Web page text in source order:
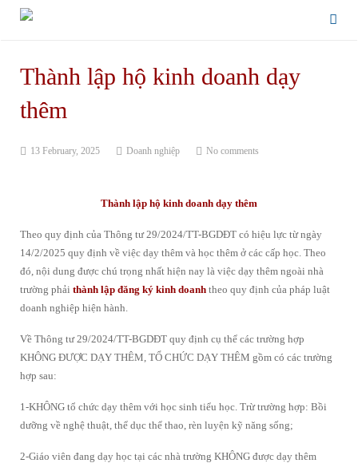
Thành lập hộ kinh doanh dạy
thêm
13 February, 2025 Doanh nghiệp No comments
Thành lập hộ kinh doanh dạy thêm
Theo quy định của Thông tư 29/2024/TT-BGDĐT có hiệu lực từ ngày
14/2/2025 quy định về việc dạy thêm và học thêm ở các cấp học. Theo
đó, nội dung được chú trọng nhất hiện nay là việc dạy thêm ngoài nhà
trường phải thành lập đăng ký kinh doanh theo quy định của pháp luật
doanh nghiệp hiện hành.
Về Thông tư 29/2024/TT-BGDĐT quy định cụ thể các trường hợp
KHÔNG ĐƯỢC DẠY THÊM, TỔ CHỨC DẠY THÊM gồm có các trường
hợp sau:
1-KHÔNG tổ chức dạy thêm với học sinh tiểu học. Trừ trường hợp: Bồi
dưỡng về nghệ thuật, thể dục thể thao, rèn luyện kỹ năng sống;
2-Giáo viên đang dạy học tại các nhà trường KHÔNG được dạy thêm